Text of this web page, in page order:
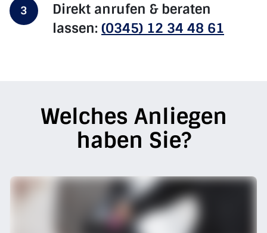
3
Direkt anrufen & beraten
lassen: (0345) 12 34 48 61
Welches Anliegen
haben Sie?